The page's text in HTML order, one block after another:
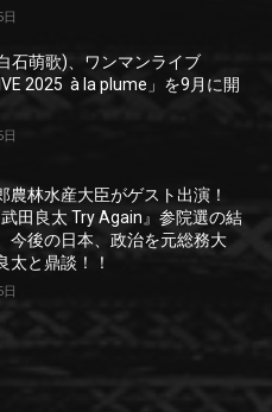
石萌歌)、ワンマンライブ
2025 à la plume」を9月に開
農林水産大臣がゲスト出演！
田良太 Try Again』参院選の結
今後の日本、政治を元総務大
太と鼎談！！